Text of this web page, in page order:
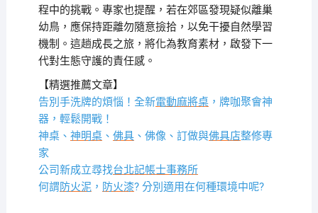
程中的挑戰。專家也提醒，若在郊區發現疑似離巢
幼鳥，應保持距離勿隨意撿拾，以免干擾自然學習
機制。這趟成長之旅，將化為教育素材，啟發下一
代對生態守護的責任感。
【精選推薦文章】
告別手洗牌的煩惱！全新電動麻將桌，牌咖聚會神
器，輕鬆開戰！
神桌、 神明桌、 佛具、佛像、訂做與佛具店整修專
家
公司新成立尋找台北記帳士事務所
何謂防火泥， 防火漆? 分別適用在何種環境中呢?